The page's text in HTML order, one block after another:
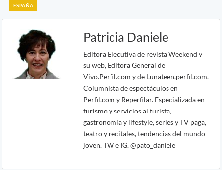
ESPAÑA
Patricia Daniele
Editora Ejecutiva de revista Weekend y
su web, Editora General de
Vivo.Perfil.com y de Lunateen.perfil.com.
Columnista de espectáculos en
Perfil.com y Reperfilar. Especializada en
turismo y servicios al turista,
gastronomía y lifestyle, series y TV paga,
teatro y recitales, tendencias del mundo
joven. TW e IG. @pato_daniele